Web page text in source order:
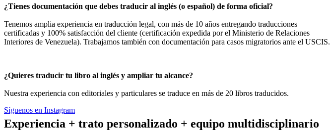
¿Tienes documentación que debes traducir al inglés (o español) de forma oficial?
Tenemos amplia experiencia en traducción legal, con más de 10 años entregando traducciones
certificadas y 100% satisfacción del cliente (certificación expedida por el Ministerio de Relaciones
Interiores de Venezuela). Trabajamos también con documentación para casos migratorios ante el USCIS.
¿Quieres traducir tu libro al inglés y ampliar tu alcance?
Nuestra experiencia con editoriales y particulares se traduce en más de 20 libros traducidos.
Síguenos en Instagram
Experiencia + trato personalizado + equipo multidisciplinario